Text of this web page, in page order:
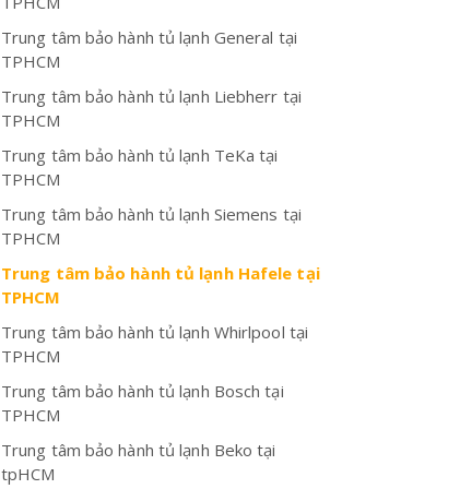
Trung tâm bảo hành tủ lạnh General tại
TPHCM
Trung tâm bảo hành tủ lạnh Liebherr tại
TPHCM
Trung tâm bảo hành tủ lạnh TeKa tại
TPHCM
Trung tâm bảo hành tủ lạnh Siemens tại
TPHCM
Trung tâm bảo hành tủ lạnh Hafele tại
TPHCM
Trung tâm bảo hành tủ lạnh Whirlpool tại
TPHCM
Trung tâm bảo hành tủ lạnh Bosch tại
TPHCM
Trung tâm bảo hành tủ lạnh Beko tại
tpHCM